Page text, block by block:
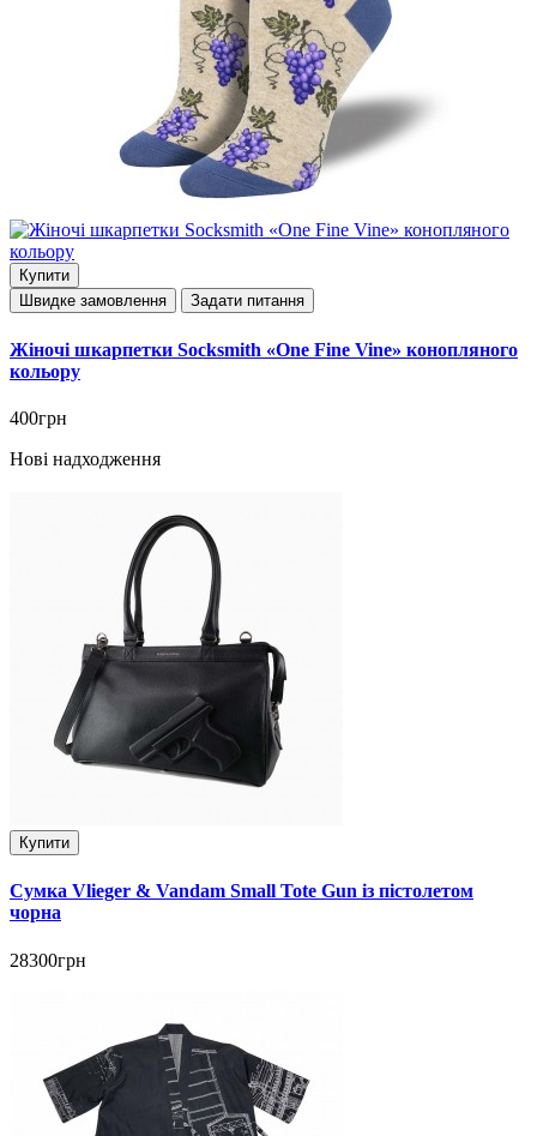
Купити
Швидке замовлення
Задати питання
Жіночі шкарпетки Socksmith «One Fine Vine» конопляного
кольору
400грн
Нові надходження
Купити
Сумка Vlieger & Vandam Small Tote Gun із пістолетом
чорна
28300грн